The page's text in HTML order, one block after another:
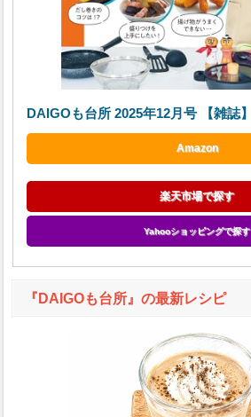
DAIGOも台所 2025年12月号 【雑誌】
Amazon
楽天市場で探す
Yahooショッピングで探す
『DAIGOも台所』の最新レシピ